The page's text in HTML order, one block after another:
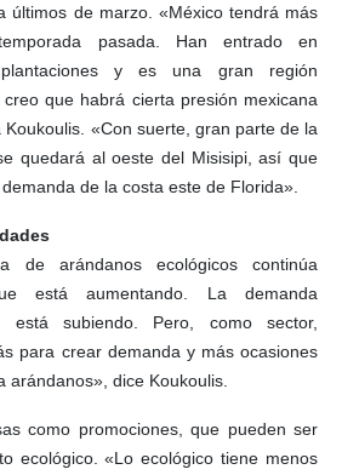
últimos de marzo. «México tendrá más
pasada. Han entrado en
plantaciones y es una gran región
que habrá cierta presión mexicana
«Con suerte, gran parte de la
quedará al oeste del Misisipi, así que
de la costa este de Florida».
de arándanos ecológicos continúa
está aumentando. La demanda
está subiendo. Pero, como sector,
para crear demanda y más ocasiones
arándanos», dice Koukoulis.
como promociones, que pueden ser
ecológico. «Lo ecológico tiene menos